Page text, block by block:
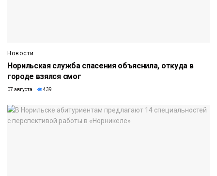
Новости
Норильская служба спасения объяснила, откуда в
городе взялся смог
07 августа 439